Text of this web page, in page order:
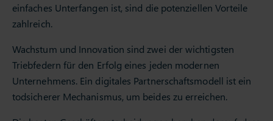
einfaches Unterfangen ist, sind die potenziellen Vorteile
zahlreich.
Wachstum und Innovation sind zwei der wichtigsten
Triebfedern für den Erfolg eines jeden modernen
Unternehmens. Ein digitales Partnerschaftsmodell ist ein
todsicherer Mechanismus, um beides zu erreichen.